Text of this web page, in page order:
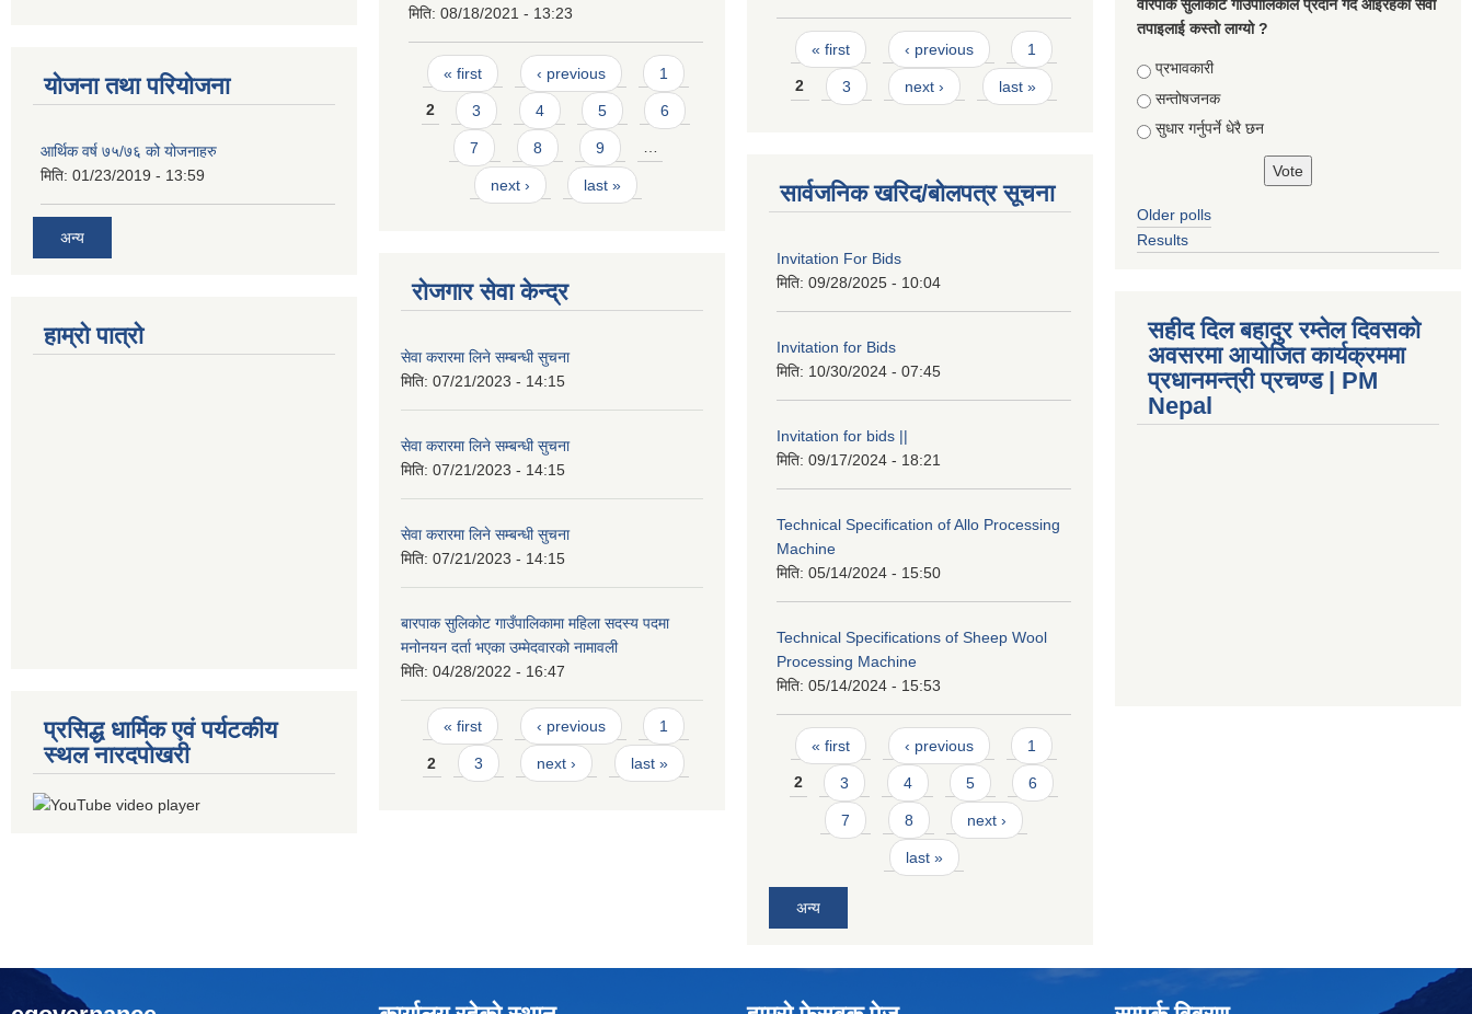
योजना तथा परियोजना
आर्थिक वर्ष ७५/७६ को योजनाहरु
मिति: 01/23/2019 - 13:59
अन्य
हाम्रो पात्रो
प्रसिद्ध धार्मिक एवं पर्यटकीय
स्थल नारदपोखरी
मिति: 08/18/2021 - 13:23
Pages
« first ‹ previous 1
2 3 4 5 6
7 8 9 …
next › last »
रोजगार सेवा केन्द्र
सेवा करारमा लिने सम्बन्धी सुचना
मिति: 07/21/2023 - 14:15
सेवा करारमा लिने सम्बन्धी सुचना
मिति: 07/21/2023 - 14:15
सेवा करारमा लिने सम्बन्धी सुचना
मिति: 07/21/2023 - 14:15
बारपाक सुलिकोट गाउँपालिकामा महिला सदस्य पदमा
मनोनयन दर्ता भएका उम्मेदवारको नामावली
मिति: 04/28/2022 - 16:47
Pages
« first ‹ previous 1
2 3 next › last »
Pages
« first ‹ previous 1
2 3 next › last »
सार्वजनिक खरिद/बोलपत्र सूचना
Invitation For Bids
मिति: 09/28/2025 - 10:04
Invitation for Bids
मिति: 10/30/2024 - 07:45
Invitation for bids ||
मिति: 09/17/2024 - 18:21
Technical Specification of Allo Processing
Machine
मिति: 05/14/2024 - 15:50
Technical Specifications of Sheep Wool
Processing Machine
मिति: 05/14/2024 - 15:53
Pages
« first ‹ previous 1
2 3 4 5 6
7 8 next ›
last »
अन्य
वारपाक सुलीकोट गाउँपालिकाले प्रदान गर्दै आइरहेको सेवा
तपाइलाई कस्तो लाग्यो ?
Choices
प्रभावकारी
सन्तोषजनक
सुधार गर्नुपर्ने धेरै छन
Older polls
Results
सहीद दिल बहादुर रम्तेल दिवसको
अवसरमा आयोजित कार्यक्रममा
प्रधानमन्त्री प्रचण्ड | PM
Nepal